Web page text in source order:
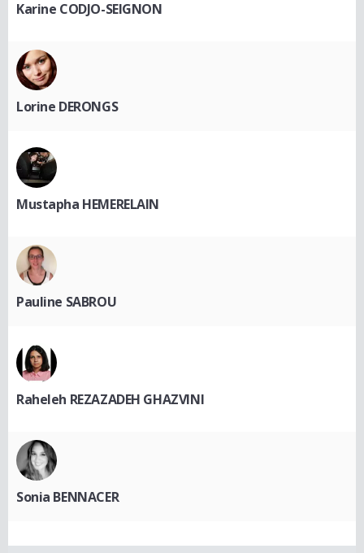
Karine CODJO-SEIGNON
Lorine DERONGS
Mustapha HEMERELAIN
Pauline SABROU
Raheleh REZAZADEH GHAZVINI
Sonia BENNACER